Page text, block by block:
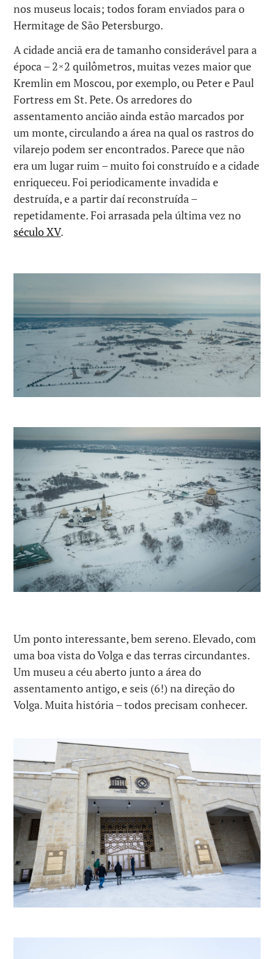
nos museus locais; todos foram enviados para o
Hermitage de São Petersburgo.
A cidade anciã era de tamanho considerável para a
época – 2×2 quilômetros, muitas vezes maior que
Kremlin em Moscou, por exemplo, ou Peter e Paul
Fortress em St. Pete. Os arredores do
assentamento ancião ainda estão marcados por
um monte, circulando a área na qual os rastros do
vilarejo podem ser encontrados. Parece que não
era um lugar ruim – muito foi construído e a cidade
enriqueceu. Foi periodicamente invadida e
destruída, e a partir daí reconstruída –
repetidamente. Foi arrasada pela última vez no
século XV.
Um ponto interessante, bem sereno. Elevado, com
uma boa vista do Volga e das terras circundantes.
Um museu a céu aberto junto a área do
assentamento antigo, e seis (6!) na direção do
Volga. Muita história – todos precisam conhecer.